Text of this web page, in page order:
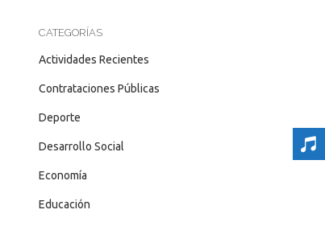
CATEGORÍAS
Actividades Recientes
Contrataciones Públicas
Deporte
Desarrollo Social
Economía
Educación